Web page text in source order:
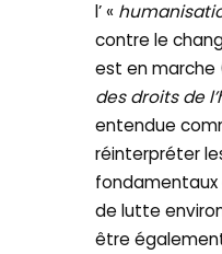
l’ «
contre le
est en marche
des droits de
entendue
réinterpréter
fondamentaux
de lutte
être